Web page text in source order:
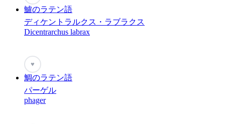
鱸のラテン語
ディケントラルクス・ラブラクス
Dicentrarchus labrax
♥
鯛のラテン語
パーゲル
phager